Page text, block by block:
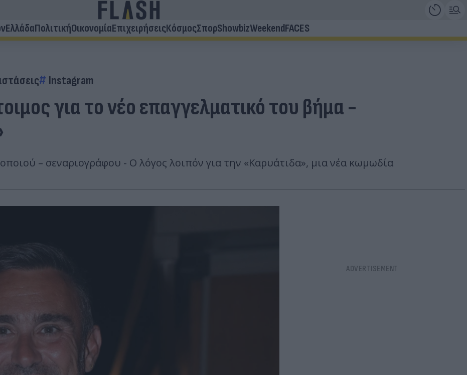
ΕλλάδαΠολιτικήΟικονομίαΕπιχειρήσειςΚόσμοςΣπορShowbizWeekendFACES
Instagram
για το νέο επαγγελματικό του βήμα -
– σεναριογράφου - Ο λόγος λοιπόν για την «Καρυάτιδα», μια νέα κωμωδία